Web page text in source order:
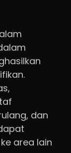
dan
area lain